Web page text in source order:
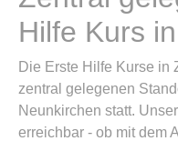
Hilfe Kurs
Die Erste Hilfe Kurse in
zentral gelegenen
Neunkirchen statt.
erreichbar - ob mit dem